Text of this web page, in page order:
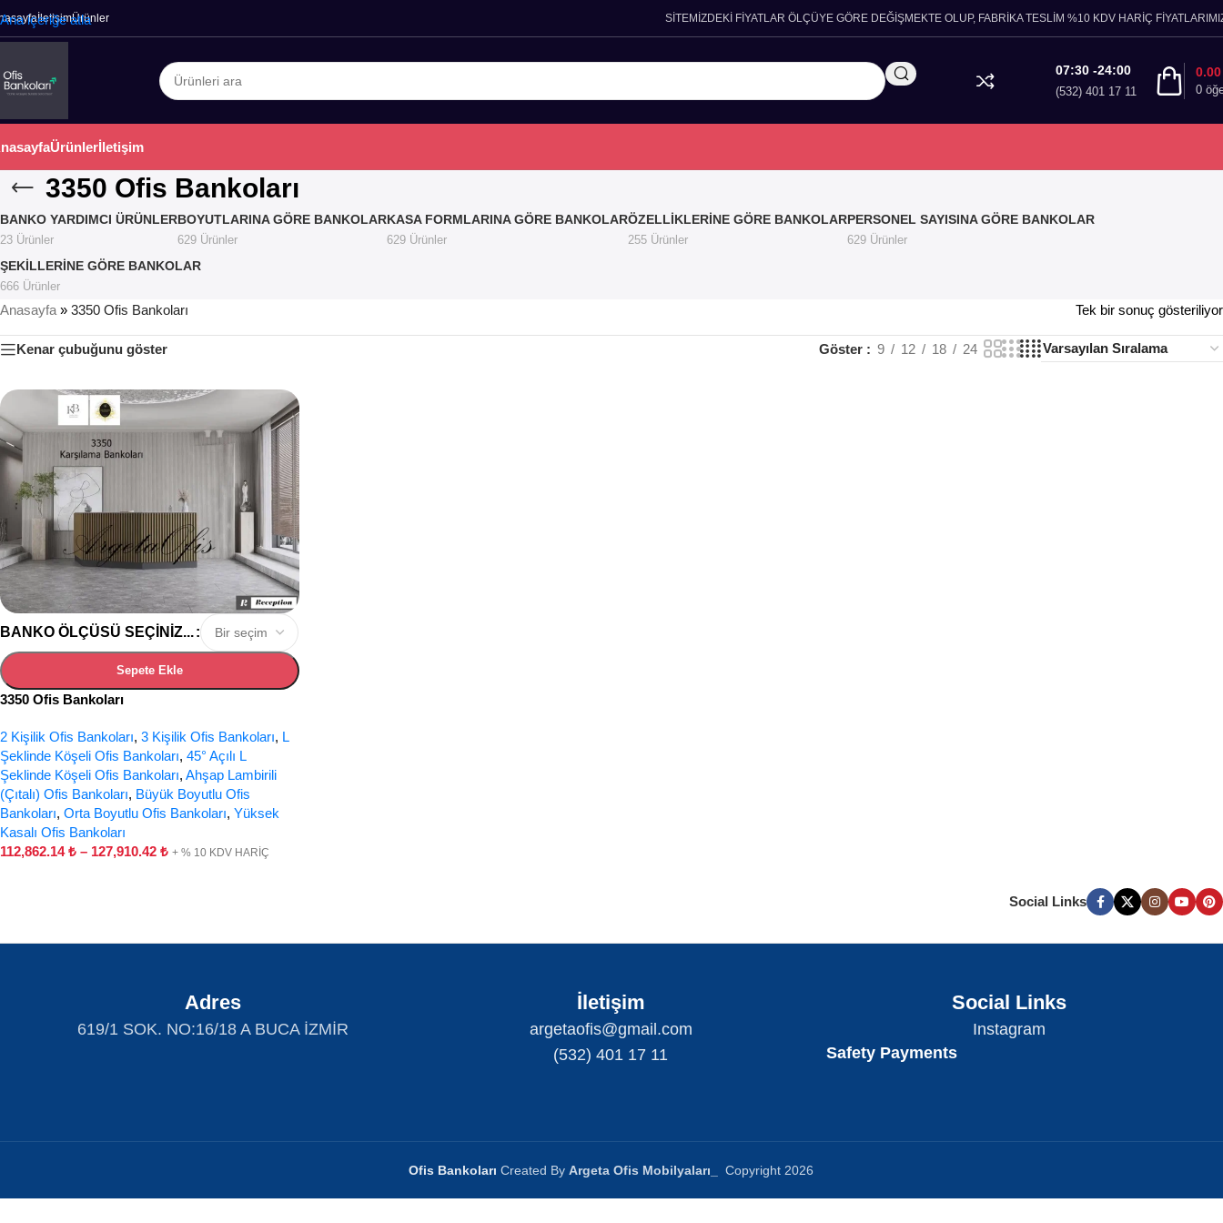
Ana içeriğe atla
İletişimÜrünler SİTEMİZDEKİ FİYATLAR ÖLÇÜYE GÖRE DEĞİŞMEKTE OLUP, FABRİKA TESLİM %10 KDV HARİÇ
07:30 -24:00
(532) 401 17 11 0
Ürünlerİletişim
3350 Ofis Bankoları
BANKO YARDIMCI ÜRÜNLER
23 Ürünler
BOYUTLARINA GÖRE BANKOLAR
629 Ürünler
KASA FORMLARINA GÖRE BANKOLAR
629 Ürünler
ÖZELLIKLERINE GÖRE BANKOLAR
255 Ürünler
PERSONEL SAYISINA GÖRE BANKOLAR
629 Ürünler
ŞEKILLERINE GÖRE BANKOLAR
666 Ürünler
Anasayfa » 3350 Ofis Bankoları Tek bir sonuç gösteriliyor
Kenar çubuğunu göster Göster 9 12 18 24
BANKO ÖLÇÜSÜ SEÇINIZ...
Sepete Ekle
3350 Ofis Bankoları
2 Kişilik Ofis Bankoları, 3 Kişilik Ofis Bankoları, L
Şeklinde Köşeli Ofis Bankoları, 45° Açılı L
Şeklinde Köşeli Ofis Bankoları, Ahşap Lambirili
(Çıtalı) Ofis Bankoları, Büyük Boyutlu Ofis
Bankoları, Orta Boyutlu Ofis Bankoları, Yüksek
Kasalı Ofis Bankoları
112,862.14₺ – 127,910.42 ₺ + % 10 KDV HARİÇ
Social Links
Adres
619/1 SOK. NO:16/18 A BUCA İZMİR
İletişim
argetaofis@gmail.com
(532) 401 17 11
Social Links
Instagram
Safety Payments
Ofis Bankoları Created ByArgeta Ofis Mobilyaları Copyright2026